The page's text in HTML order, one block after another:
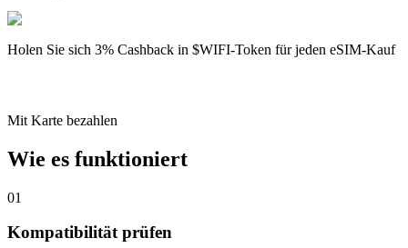
Holen Sie sich 3% Cashback in $WIFI-Token für jeden eSIM-Kauf
Mit Karte bezahlen
Wie es funktioniert
01
Kompatibilität prüfen